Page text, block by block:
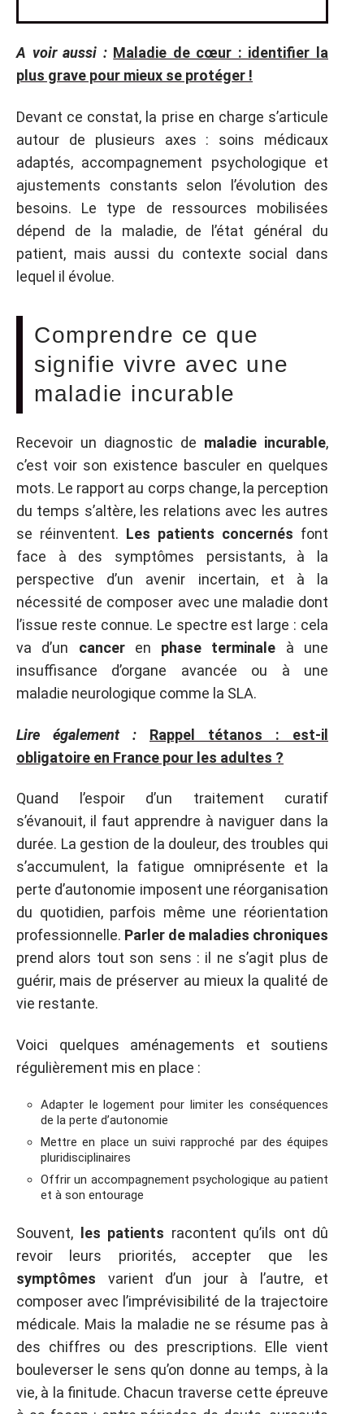
A voir aussi : Maladie de cœur : identifier la
plus grave pour mieux se protéger !
Devant ce constat, la prise en charge s’articule
autour de plusieurs axes : soins médicaux
adaptés, accompagnement psychologique et
ajustements constants selon l’évolution des
besoins. Le type de ressources mobilisées
dépend de la maladie, de l’état général du
patient, mais aussi du contexte social dans
lequel il évolue.
Comprendre ce que
signifie vivre avec une
maladie incurable
Recevoir un diagnostic de maladie incurable,
c’est voir son existence basculer en quelques
mots. Le rapport au corps change, la perception
du temps s’altère, les relations avec les autres
se réinventent. Les patients concernés font
face à des symptômes persistants, à la
perspective d’un avenir incertain, et à la
nécessité de composer avec une maladie dont
l’issue reste connue. Le spectre est large : cela
va d’un canceren phase terminale à une
insuffisance d’organe avancée ou à une
maladie neurologique comme la SLA.
Lire également :
Rappel tétanos : est-il
obligatoire en France pour les adultes ?
Quand l’espoir d’un traitement curatif
s’évanouit, il faut apprendre à naviguer dans la
durée. La gestion de la douleur, des troubles qui
s’accumulent, la fatigue omniprésente et la
perte d’autonomie imposent une réorganisation
du quotidien, parfois même une réorientation
professionnelle. Parler de maladies chroniques
prend alors tout son sens : il ne s’agit plus de
guérir, mais de préserver au mieux la qualité de
vie restante.
Voici quelques aménagements et soutiens
régulièrement mis en place :
Adapter le logement pour limiter les conséquences
de la perte d’autonomie
Mettre en place un suivi rapproché par des équipes
pluridisciplinaires
Offrir un accompagnement psychologique au patient
et à son entourage
Souvent, les patients racontent qu’ils ont dû
revoir leurs priorités, accepter que les
symptômes varient d’un jour à l’autre, et
composer avec l’imprévisibilité de la trajectoire
médicale. Mais la maladie ne se résume pas à
des chiffres ou des prescriptions. Elle vient
bouleverser le sens qu’on donne au temps, à la
vie, à la finitude. Chacun traverse cette épreuve